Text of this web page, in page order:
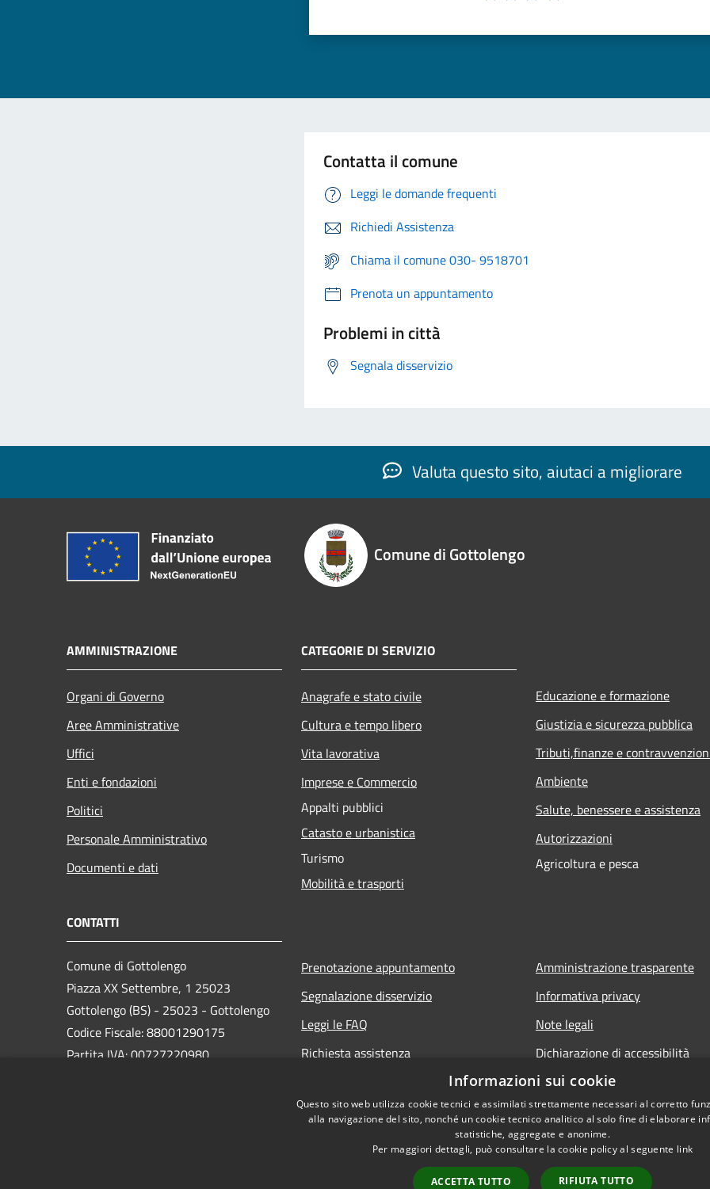
Contatta il comune
Leggi le domande frequenti
Richiedi Assistenza
Chiama il comune 030- 9518701
Prenota un appuntamento
Problemi in città
Segnala disservizio
Valuta questo sito, aiutaci a migliorare
Comune di Gottolengo
AMMINISTRAZIONE
Organi di Governo
Aree Amministrative
Uffici
Enti e fondazioni
Politici
Personale Amministrativo
Documenti e dati
CATEGORIE DI SERVIZIO
Anagrafe e stato civile
Cultura e tempo libero
Vita lavorativa
Imprese e Commercio
Appalti pubblici
Catasto e urbanistica
Turismo
Mobilità e trasporti
Educazione e formazione
Giustizia e sicurezza pubblica
Tributi,finanze e
Ambiente
Salute, benessere e assistenza
Autorizzazioni
Agricoltura e pesca
CONTATTI
Comune di Gottolengo
Piazza XX Settembre, 1 25023
Gottolengo (BS) - 25023 - Gottolengo
Codice Fiscale: 88001290175
Partita IVA: 00727220980
Prenotazione appuntamento
Segnalazione disservizio
Leggi le FAQ
Richiesta assistenza
Amministrazione trasparente
Informativa privacy
Note legali
Dichiarazione di accessibilità
Informazioni sui cookie
Questo sito web utilizza cookie tecnici e assimilati strettamente necessari al corretto
alla navigazione del sito, nonché un cookie tecnico analitico al solo fine di elaborare
statistiche, aggregate e anonime.
Per maggiori dettagli, può consultare la cookie policy al seguente link
ACCETTA TUTTO RIFIUTA TUTTO